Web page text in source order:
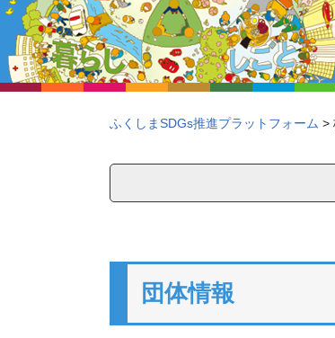
ふくしまSDGs推進プラットフォーム >
団体情報